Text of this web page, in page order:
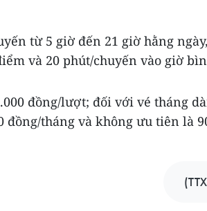
từ 5 giờ đến 21 giờ hằng
và 20 phút/chuyến vào giờ
đồng/lượt; đối với vé tháng
đồng/tháng và không ưu tiên là